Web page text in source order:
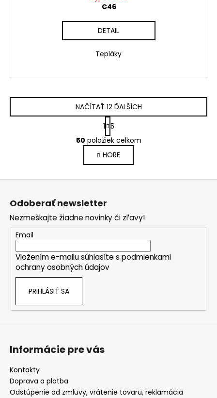
€46
DETAIL
Tepláky
O
v
l
á
d
e
p
r
v
k
y
s
NAČÍTAŤ 12 ĎALŠÍCH
S
t
r
á
n
k
e
1 5
50 položiek celkom
HORE
Z
Odoberať newsletter
Nezmeškajte žiadne novinky či zľavy!
Email
Vložením e-mailu súhlasíte s podmienkami
ochrany osobných údajov
PRIHLÁSIŤ SA
Informácie pre vás
Kontakty
Doprava a platba
Odstúpenie od zmluvy, vrátenie tovaru, reklamácia